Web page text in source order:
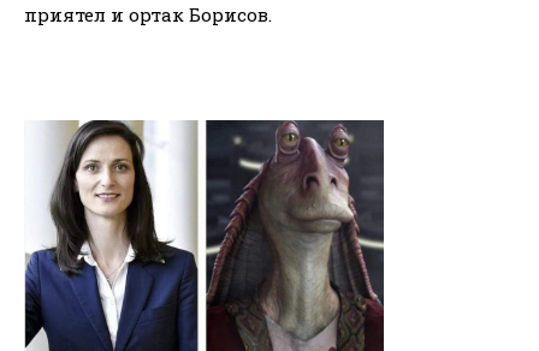
приятел и ортак Борисов.